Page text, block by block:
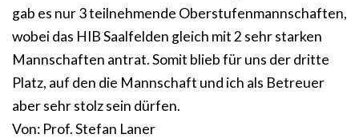
gab es nur 3 teilnehmende Oberstufenmannschaften,
wobei das HIB Saalfelden gleich mit 2 sehr starken
Mannschaften antrat. Somit blieb für uns der dritte
Platz, auf den die Mannschaft und ich als Betreuer
aber sehr stolz sein dürfen.
Von: Prof. Stefan Laner